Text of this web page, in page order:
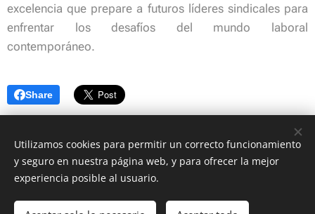
excelencia que prepare a futuros líderes sindicales para
enfrentar los desafíos del mundo laboral
contemporáneo.
Share
© Copyright 2022 Centro de Estudios Corrientes | Asociación Civil 8 de
Octubre
Todos los derechos reservados
Utilizamos cookies para permitir un correcto funcionamiento
y seguro en nuestra página web, y para ofrecer la mejor
experiencia posible al usuario.